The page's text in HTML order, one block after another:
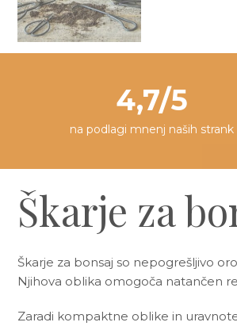
4,7/5
na podlagi mnenj naših strank
Škarje za
Škarje za bonsaj so nepogrešljivo
Njihova oblika omogoča natančen
Zaradi kompaktne oblike in